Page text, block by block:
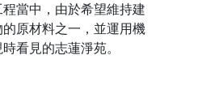
當中，由於希望維持建
原材料之一，並運用機
看見的志蓮淨苑。